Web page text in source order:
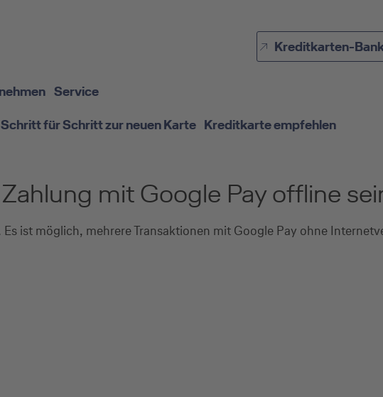
Direkt zur Suche (Enter drücken)
Direkt zum Hauptinhalt (Enter drücken)
Kreditkarten-
Service
Schritt für Schritt zur neuen Karte Kreditkarte empfehlen
mit Google Pay offline
ist möglich, mehrere Transaktionen mit Google Pay ohne